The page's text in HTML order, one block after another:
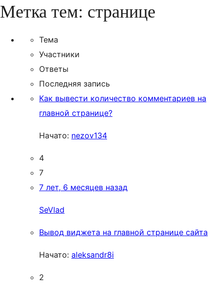
Метка тем: странице
Тема
Участники
Ответы
Последняя запись
Как вывести количество комментариев на
главной странице?
Начато: nezov134
4
7
7 лет, 6 месяцев назад
SeVlad
Вывод виджета на главной странице сайта
Начато: aleksandr8i
2